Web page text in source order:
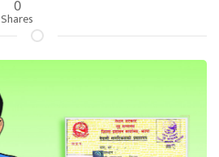
0
Shares